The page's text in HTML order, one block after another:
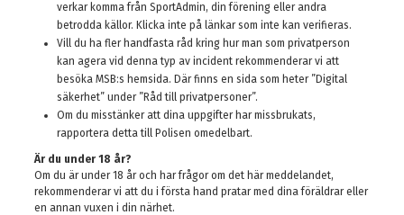
verkar komma från SportAdmin, din förening eller andra
betrodda källor. Klicka inte på länkar som inte kan verifieras.
Vill du ha fler handfasta råd kring hur man som privatperson
kan agera vid denna typ av incident rekommenderar vi att
besöka MSB:s hemsida. Där finns en sida som heter ”Digital
säkerhet” under ”Råd till privatpersoner”.
Om du misstänker att dina uppgifter har missbrukats,
rapportera detta till Polisen omedelbart.
Är du under 18 år?
Om du är under 18 år och har frågor om det här meddelandet,
rekommenderar vi att du i första hand pratar med dina föräldrar eller
en annan vuxen i din närhet.